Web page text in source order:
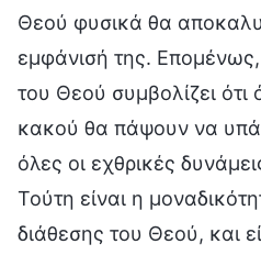
Θεού φυσικά θα
εμφάνισή της.
του Θεού συμβολίζει ότι
κακού θα πάψουν να
όλες οι εχθρικές
Τούτη είναι η
διάθεσης του Θεού, και